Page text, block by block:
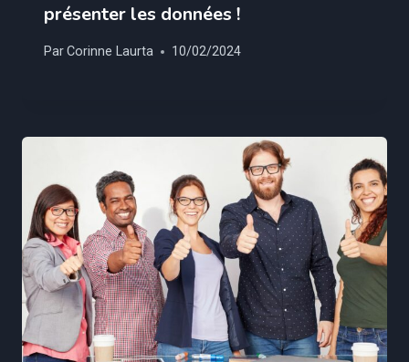
présenter les données !
ParCorinne Laurta 10/02/2024